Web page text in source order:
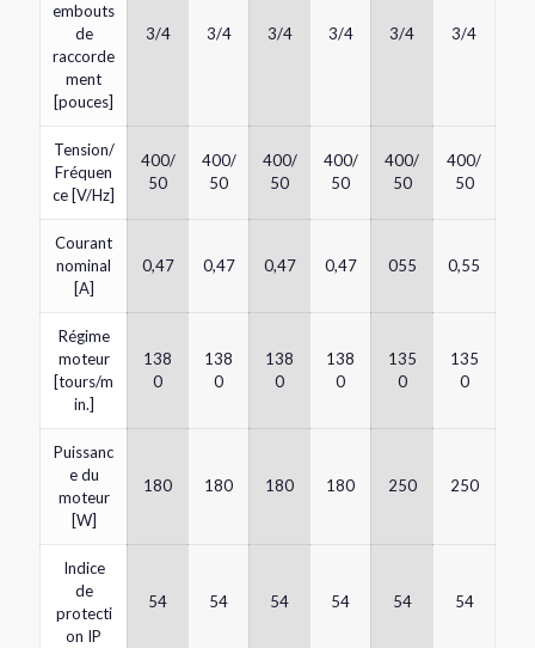
embouts
de
raccorde
ment
[pouces]
3/4 3/4 3/4 3/4 3/4 3/4
Tension/
Fréquen
ce [V/Hz]
400/
50
400/
50
400/
50
400/
50
400/
50
400/
50
Courant
nominal
[A]
0,47 0,47 0,47 0,47 055 0,55
Régime
moteur
[tours/m
in.]
138
0
138
0
138
0
138
0
135
0
135
0
Puissanc
e du
moteur
[W]
180 180 180 180 250 250
Indice
de
protecti
on IP
54 54 54 54 54 54